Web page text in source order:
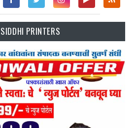
Fac
Ebo
Ok
Twi
Tter
Inst
Agr
Am
You
E
SIDDHI PRINTERS